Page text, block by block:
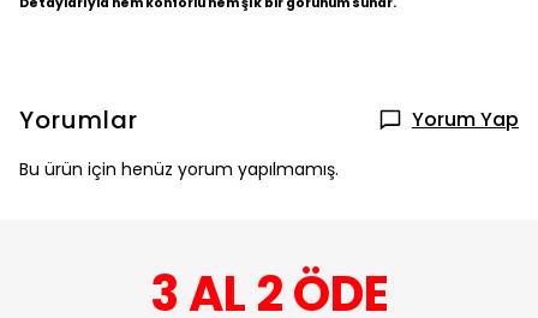
Yorumlar Yorum Yap
Bu ürün için henüz yorum yapılmamış.
3 AL 2 ÖDE